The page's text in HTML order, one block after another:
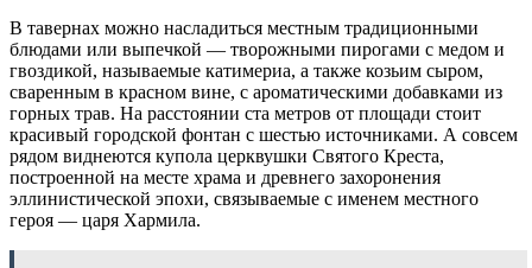
В тавернах можно насладиться местным традиционными
блюдами или выпечкой — творожными пирогами с медом и
гвоздикой, называемые катимериа, а также козьим сыром,
сваренным в красном вине, с ароматическими добавками из
горных трав. На расстоянии ста метров от площади стоит
красивый городской фонтан с шестью источниками. А совсем
рядом виднеются купола церквушки Святого Креста,
построенной на месте храма и древнего захоронения
эллинистической эпохи, связываемые с именем местного
героя — царя Хармила.